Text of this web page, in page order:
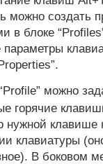
можно создать
в блоке
можно
горячие
нужной клавише
клавиатуры
В боковом